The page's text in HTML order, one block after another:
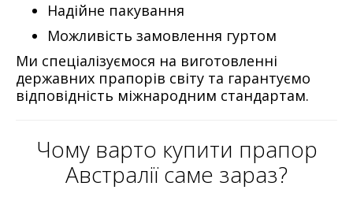
Надійне пакування
Можливість замовлення гуртом
Ми спеціалізуємося на виготовленні
державних прапорів світу та гарантуємо
відповідність міжнародним стандартам.
Чому варто купити прапор
Австралії саме зараз?